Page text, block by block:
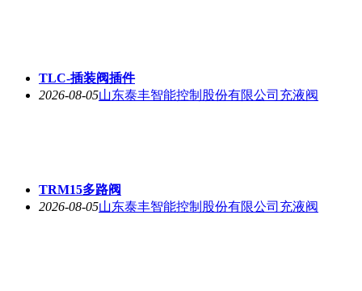
TLC-插装阀插件
2026-08-05山东泰丰智能控制股份有限公司充液阀
TRM15多路阀
2026-08-05山东泰丰智能控制股份有限公司充液阀